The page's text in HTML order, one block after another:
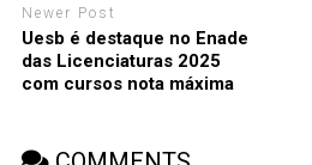
Newer Post
Uesb é destaque no Enade
das Licenciaturas 2025
com cursos nota máxima